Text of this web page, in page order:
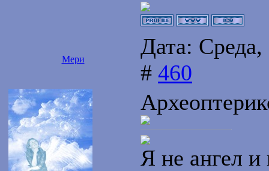
Мери
Дата:
# 460
Я не ангел и